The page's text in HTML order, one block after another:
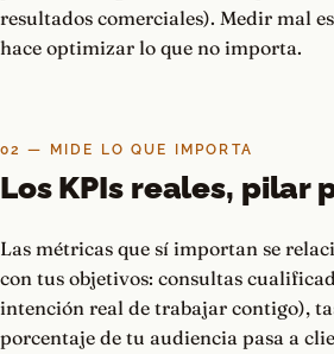
resultados comerciales). Medir mal
hace optimizar lo que no importa.
02 — MIDE LO QUE IMPORTA
Los KPIs reales, pilar
Las métricas que sí importan se
con tus objetivos: consultas
intención real de trabajar contigo),
porcentaje de tu audiencia pasa a